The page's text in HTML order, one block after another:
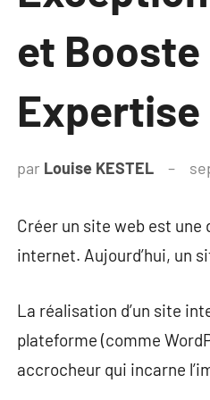
et Booste
Expertise
par Louise KESTEL
Créer un site web est
internet. Aujourd’hui, un
La réalisation d’un site
plateforme (comme
accrocheur qui incarne